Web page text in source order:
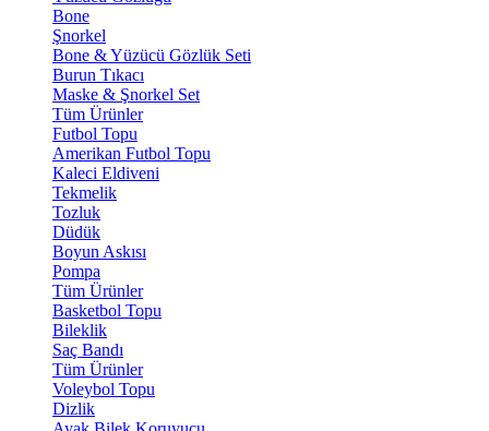
Bone
Şnorkel
Bone & Yüzücü Gözlük Seti
Burun Tıkacı
Maske & Şnorkel Set
Tüm Ürünler
Futbol Topu
Amerikan Futbol Topu
Kaleci Eldiveni
Tekmelik
Tozluk
Düdük
Boyun Askısı
Pompa
Tüm Ürünler
Basketbol Topu
Bileklik
Saç Bandı
Tüm Ürünler
Voleybol Topu
Dizlik